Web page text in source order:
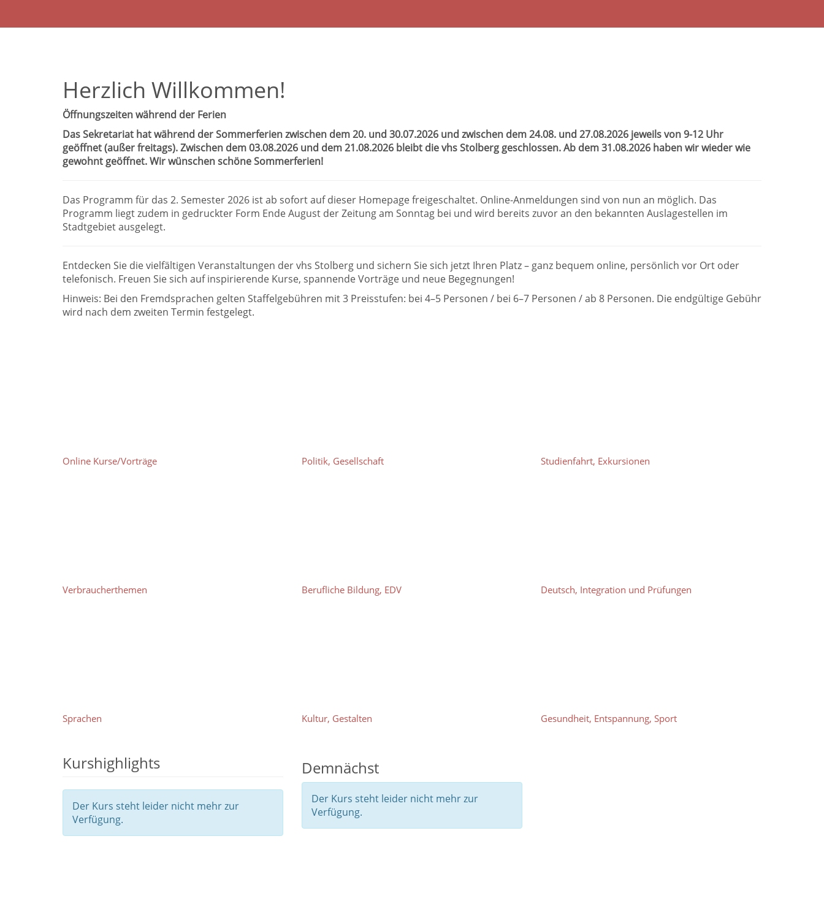
Herzlich Willkommen!
Öffnungszeiten während der Ferien
Das Sekretariat hat während der Sommerferien zwischen dem 20. und 30.07.2026 und zwischen dem 24.08. und 27.08.2026 jeweils von 9-12 Uhr
geöffnet (außer freitags). Zwischen dem 03.08.2026 und dem 21.08.2026 bleibt die vhs Stolberg geschlossen. Ab dem 31.08.2026 haben wir wieder wie
gewohnt geöffnet. Wir wünschen schöne Sommerferien!
Das Programm für das 2. Semester 2026 ist ab sofort auf dieser Homepage freigeschaltet. Online-Anmeldungen sind von nun an möglich. Das
Programm liegt zudem in gedruckter Form Ende August der Zeitung am Sonntag bei und wird bereits zuvor an den bekannten Auslagestellen im
Stadtgebiet ausgelegt.
Entdecken Sie die vielfältigen Veranstaltungen der vhs Stolberg und sichern Sie sich jetzt Ihren Platz – ganz bequem online, persönlich vor Ort oder
telefonisch. Freuen Sie sich auf inspirierende Kurse, spannende Vorträge und neue Begegnungen!
Hinweis: Bei den Fremdsprachen gelten Staffelgebühren mit 3 Preisstufen: bei 4–5 Personen / bei 6–7 Personen / ab 8 Personen. Die endgültige Gebühr
wird nach dem zweiten Termin festgelegt.
Online Kurse/Vorträge
Verbraucherthemen
Sprachen
Politik, Gesellschaft
Berufliche Bildung, EDV
Kultur, Gestalten
Studienfahrt, Exkursionen
Deutsch, Integration und Prüfungen
Gesundheit, Entspannung, Sport
Kurshighlights
Der Kurs steht leider nicht mehr zur
Verfügung.
Demnächst
Der Kurs steht leider nicht mehr zur
Verfügung.